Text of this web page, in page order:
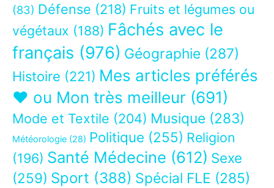
(83) Défense (218) Fruits et légumes ou
végétaux (188) Fâchés avec le
français (976) Géographie (287)
Histoire (221) Mes articles préférés
❤ ou Mon très meilleur (691)
Mode et Textile (204) Musique (283)
Météorologie (28) Politique (255) Religion
(196) Santé Médecine (612) Sexe
(259) Sport (388) Spécial FLE (285)